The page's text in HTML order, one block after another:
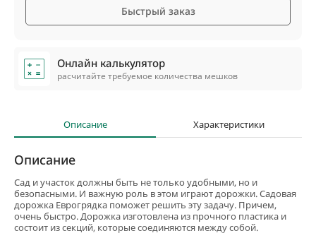
Быстрый заказ
Онлайн калькулятор
расчитайте требуемое количества мешков
Описание Характеристики
Описание
Сад и участок должны быть не только удобными, но и
безопасными. И важную роль в этом играют дорожки. Садовая
дорожка Еврогрядка поможет решить эту задачу. Причем,
очень быстро. Дорожка изготовлена из прочного пластика и
состоит из секций, которые соединяются между собой.